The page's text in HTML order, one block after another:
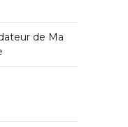
de Ma